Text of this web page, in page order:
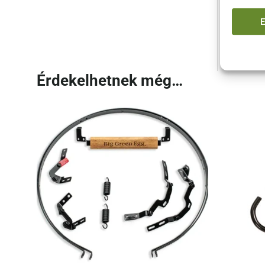
Érdekelhetnek még…